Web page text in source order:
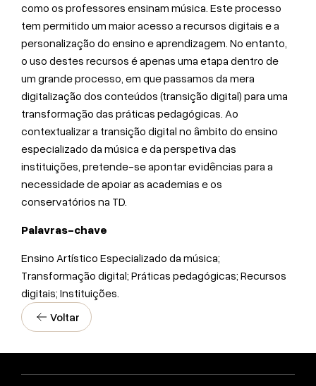
como os professores ensinam música. Este processo
tem permitido um maior acesso a recursos digitais e a
personalização do ensino e aprendizagem. No entanto,
o uso destes recursos é apenas uma etapa dentro de
um grande processo, em que passamos da mera
digitalização dos conteúdos (transição digital) para uma
transformação das práticas pedagógicas. Ao
contextualizar a transição digital no âmbito do ensino
especializado da música e da perspetiva das
instituições, pretende-se apontar evidências para a
necessidade de apoiar as academias e os
conservatórios na TD.
Palavras-chave
Ensino Artístico Especializado da música;
Transformação digital; Práticas pedagógicas; Recursos
digitais; Instituições.
Voltar